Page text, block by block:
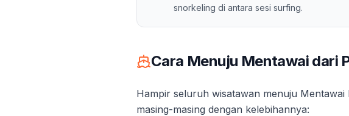
snorkeling di antara sesi surfing.
Cara Menuju Mentawai dari
Hampir seluruh wisatawan menuju
masing-masing dengan kelebihannya: